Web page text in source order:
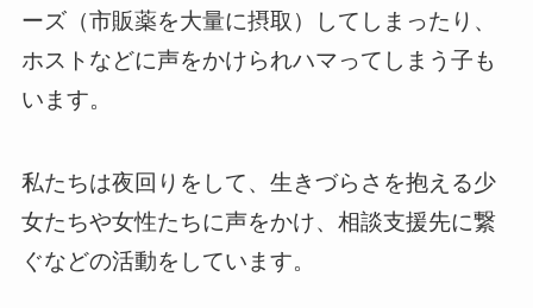
ーズ（市販薬を大量に摂取）してしまったり、
ホストなどに声をかけられハマってしまう子も
います。
私たちは夜回りをして、生きづらさを抱える少
女たちや女性たちに声をかけ、相談支援先に繋
ぐなどの活動をしています。